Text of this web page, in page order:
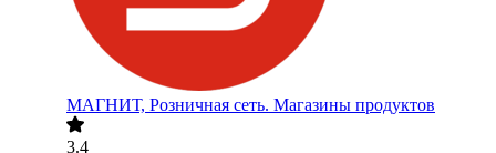
МАГНИТ, Розничная сеть. Магазины продуктов
3.4